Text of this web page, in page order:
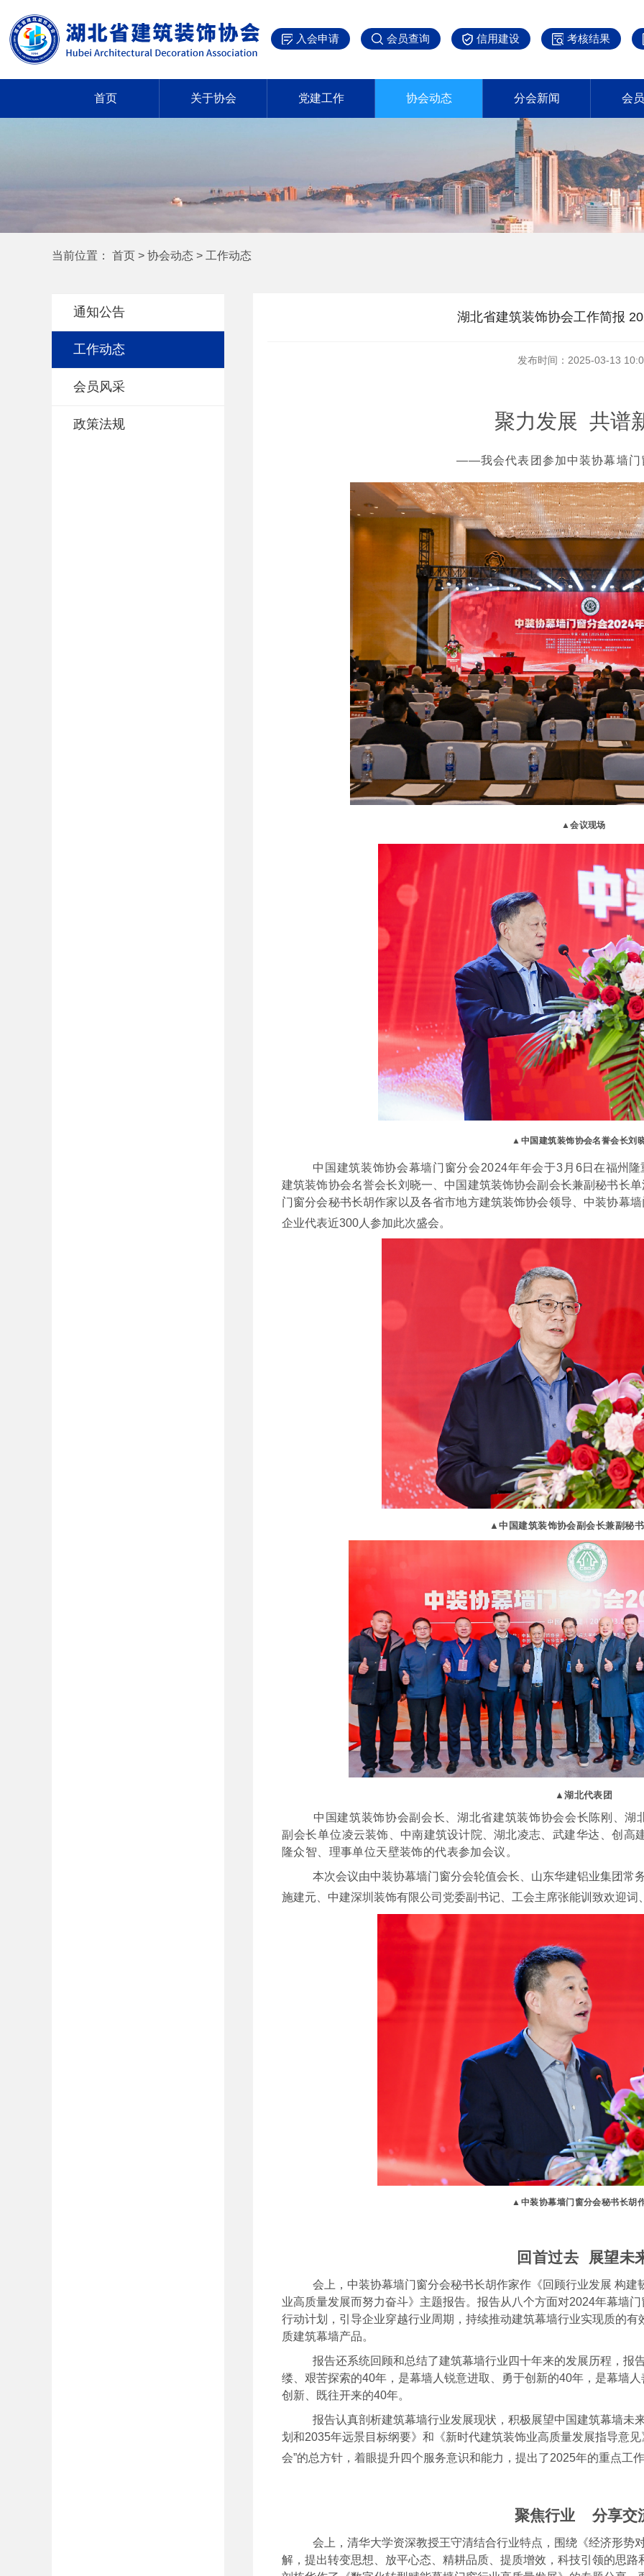
入会申请 会员查询 信用建设 考核结果
首页 关于协会 党建工作 协会动态 分会新闻 会
当前位置： 首页 > 协会动态 > 工作动态
通知公告
工作动态
会员风采
政策法规
湖北省建筑装饰协会工作简报
发布时间：2025-03-13
聚力发展 共谱
——我会代表团参加中装协幕墙
▲会议现场
▲中国建筑装饰协会名誉会长刘
中国建筑装饰协会幕墙门窗分会2024年年会于3 月 6日在福州隆
建筑装饰协会名誉会长刘晓一、 中国建筑装饰协会副会长兼副秘书长
门窗分会秘书长胡作家以及各省市地方建筑装饰协会领导、中装协幕
企业代表近300 人参加此次盛会。
▲中国建筑装饰协会副会长兼副秘
▲湖北代表团
中国建筑装饰协会副会长、湖北省建筑装饰协会会长陈刚 、湖
副会长单位凌云装饰、 中南建筑设计院、湖北凌志、 武建华达、创高
隆众智、理事单位天壁装饰的代表参加会议 。
本次会议由中装协幕墙门窗分会轮值会长、山东华建铝业集团常
施建元、 中建深圳装饰有限公司党委副书记、工会主席张能训致欢迎词
▲中装协幕墙门窗分会秘书长胡
回首过去 展望未
会上，中装协幕墙门窗分会秘书长胡作家作《回顾行业发展 构
业高质量发展而努力奋斗》主题报告。报告从八个方面对2024年幕墙
行动计划，引导企业穿越行业周期，持续推动建筑幕墙行业实现质的
质建筑幕墙产品。
报告还系统回顾和总结了建筑幕墙行业四十年来的发展历程，报
缕、艰苦探索的40年，是幕墙人锐意进取、勇于创新的40年，是幕墙
创新、既往开来的40年。
报告认真剖析建筑幕墙行业发展现状，积极展望中国建筑幕墙未
划和2035年远景目标纲要》和《新时代建筑装饰业高质量发展指导意
会”的总方针，着眼提升四个服务意识和能力，提出了2025年的重点工
聚焦行业 分享交
会上，清华大学资深教授王守清结合行业特点，围绕《经济形势
解，提出转变思想、放平心态、精耕品质、提质增效，科技引领的思